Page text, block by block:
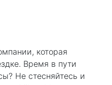
которая
Время в пути
Не стесняйтесь и